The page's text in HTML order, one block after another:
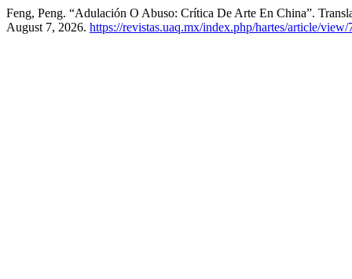
Feng, Peng. “Adulación O Abuso: Crítica De Arte En China”.
August 7, 2026. https://revistas.uaq.mx/index.php/hartes/article/view/